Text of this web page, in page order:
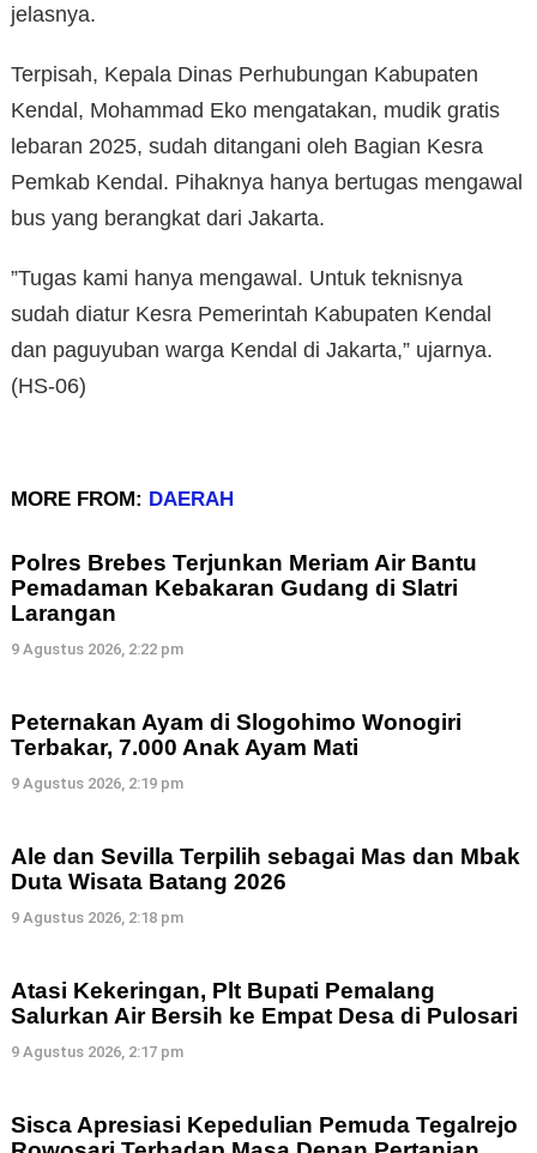
jelasnya.
Terpisah, Kepala Dinas Perhubungan Kabupaten
Kendal, Mohammad Eko mengatakan, mudik gratis
lebaran 2025, sudah ditangani oleh Bagian Kesra
Pemkab Kendal. Pihaknya hanya bertugas mengawal
bus yang berangkat dari Jakarta.
”Tugas kami hanya mengawal. Untuk teknisnya
sudah diatur Kesra Pemerintah Kabupaten Kendal
dan paguyuban warga Kendal di Jakarta,” ujarnya.
(HS-06)
MORE FROM: DAERAH
Polres Brebes Terjunkan Meriam Air Bantu
Pemadaman Kebakaran Gudang di Slatri
Larangan
9 Agustus 2026, 2:22 pm
Peternakan Ayam di Slogohimo Wonogiri
Terbakar, 7.000 Anak Ayam Mati
9 Agustus 2026, 2:19 pm
Ale dan Sevilla Terpilih sebagai Mas dan Mbak
Duta Wisata Batang 2026
9 Agustus 2026, 2:18 pm
Atasi Kekeringan, Plt Bupati Pemalang
Salurkan Air Bersih ke Empat Desa di Pulosari
9 Agustus 2026, 2:17 pm
Sisca Apresiasi Kepedulian Pemuda Tegalrejo